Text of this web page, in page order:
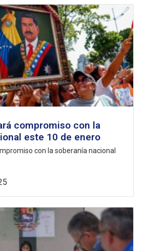
compromiso con la
este 10 de enero
con la soberanía nacional